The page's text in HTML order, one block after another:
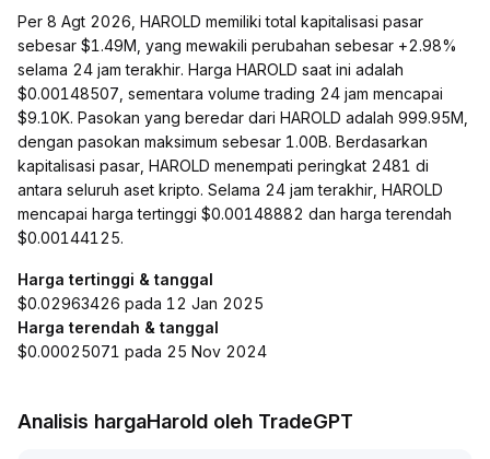
Per 8 Agt 2026, HAROLD memiliki total kapitalisasi pasar
sebesar $1.49M, yang mewakili perubahan sebesar +2.98%
selama 24 jam terakhir. Harga HAROLD saat ini adalah
$0.00148507, sementara volume trading 24 jam mencapai
$9.10K. Pasokan yang beredar dari HAROLD adalah 999.95M,
dengan pasokan maksimum sebesar 1.00B. Berdasarkan
kapitalisasi pasar, HAROLD menempati peringkat 2481 di
antara seluruh aset kripto. Selama 24 jam terakhir, HAROLD
mencapai harga tertinggi $0.00148882 dan harga terendah
$0.00144125.
Harga tertinggi & tanggal
$0.02963426 pada 12 Jan 2025
Harga terendah & tanggal
$0.00025071 pada 25 Nov 2024
Analisis hargaHarold oleh TradeGPT